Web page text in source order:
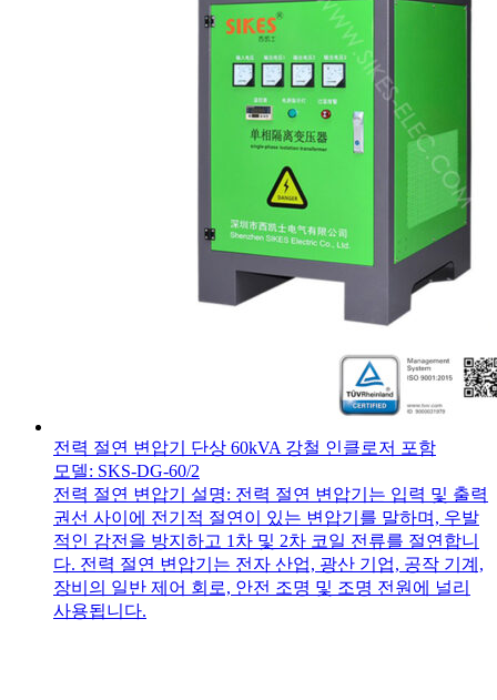
전력 절연 변압기 단상 60kVA 강철 인클로저 포함
모델: SKS-DG-60/2
전력 절연 변압기 설명: 전력 절연 변압기는 입력 및 출력
권선 사이에 전기적 절연이 있는 변압기를 말하며, 우발
적인 감전을 방지하고 1차 및 2차 코일 전류를 절연합니
다. 전력 절연 변압기는 전자 산업, 광산 기업, 공작 기계,
장비의 일반 제어 회로, 안전 조명 및 조명 전원에 널리
사용됩니다.